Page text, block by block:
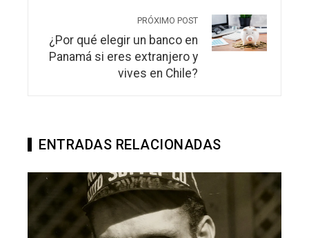
PRÓXIMO POST
¿Por qué elegir un banco en
Panamá si eres extranjero y
vives en Chile?
ENTRADAS RELACIONADAS